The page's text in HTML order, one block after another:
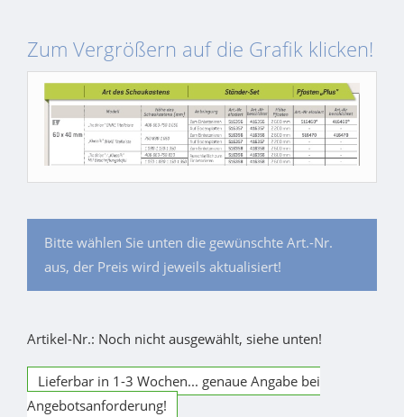
Zum Vergrößern auf die Grafik klicken!
Bitte wählen Sie unten die gewünschte Art.-Nr.
aus, der Preis wird jeweils aktualisiert!
Artikel-Nr.: Noch nicht ausgewählt, siehe unten!
Lieferbar in 1-3 Wochen... genaue Angabe bei
Angebotsanforderung!